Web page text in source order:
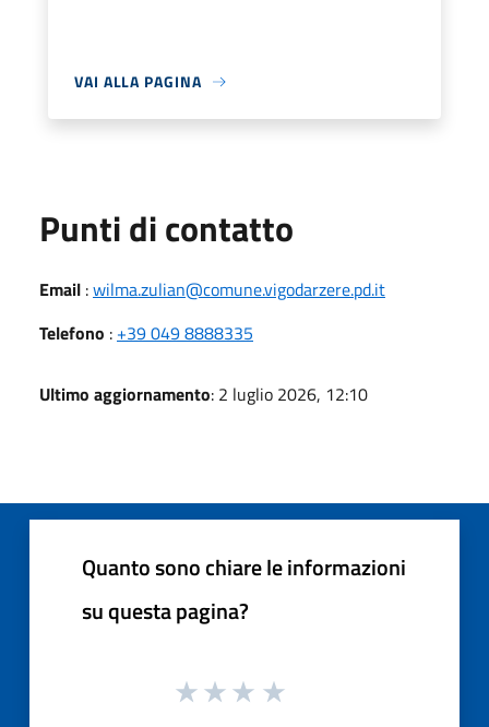
VAI ALLA PAGINA
Punti di contatto
Email :wilma.zulian@comune.vigodarzere.pd.it
Telefono : +39 049 8888335
Ultimo aggiornamento: 2 luglio 2026, 12:10
Quanto sono chiare le informazioni
su questa pagina?